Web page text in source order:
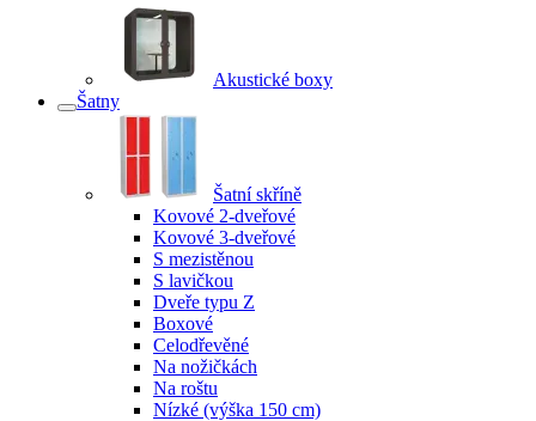
Akustické boxy
Šatny
Šatní skříně
Kovové 2-dveřové
Kovové 3-dveřové
S mezistěnou
S lavičkou
Dveře typu Z
Boxové
Celodřevěné
Na nožičkách
Na roštu
Nízké (výška 150 cm)